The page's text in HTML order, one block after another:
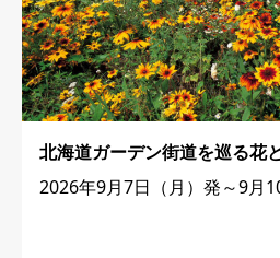
北海道ガーデン街道を巡る
2026年9月7日（月）発～9月